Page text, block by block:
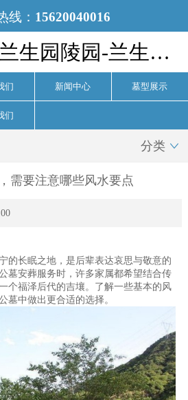
线： 15620040016
兰生园公墓-兰生园陵园-兰生园墓地-天津兰生园公墓官网
们 新闻中心 墓型展示
们
分类 
需要注意哪些风水要点
的长眠之地，是后辈表达哀思与敬意的
墓安葬服务时，许多家属都希望结合传
个福泽后代的吉壤。了解一些基本的风
墓中做出更合适的选择。